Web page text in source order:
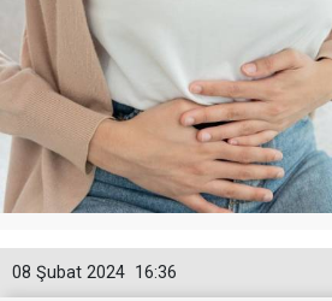
16:36
08 Şubat 2024